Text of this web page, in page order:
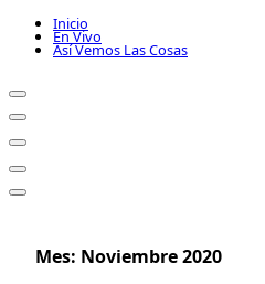
Inicio
En Vivo
Así Vemos Las Cosas
Mes: Noviembre 2020